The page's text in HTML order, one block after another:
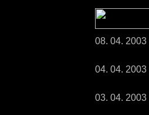
08. 04. 2003
04. 04. 2003
03. 04. 2003